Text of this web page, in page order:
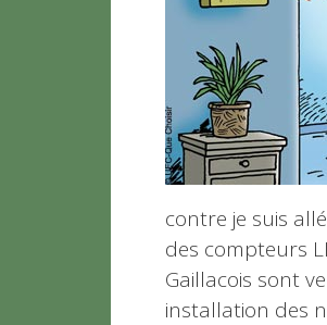
contre je suis
des compteurs
Gaillacois sont
installation des